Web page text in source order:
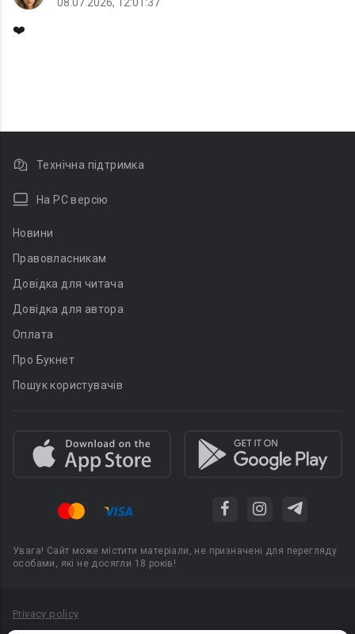
❤️
Технічна підтримка
На PC версію
Новини
Правовласникам
Довідка для читача
Довідка для автора
Оплата
Про Букнет
Пошук користувачів
Увага! Сайт може містити матеріали, не призначені для перегляду
особами, які не досягли 18 років!
Privacy policy